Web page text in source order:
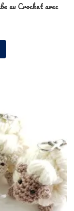
au Crochet avec